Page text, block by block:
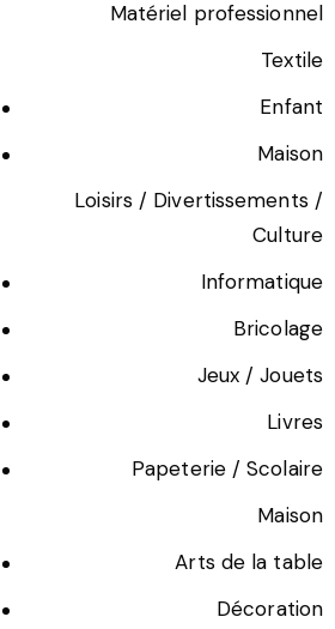
Matériel professionnel
Textile
Enfant
Maison
Loisirs / Divertissements /
Culture
Informatique
Bricolage
Jeux / Jouets
Livres
Papeterie / Scolaire
Maison
Arts de la table
Décoration